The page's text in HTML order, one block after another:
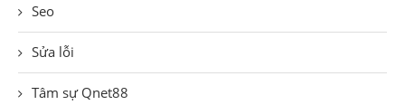
Seo
Sửa lỗi
Tâm sự Qnet88